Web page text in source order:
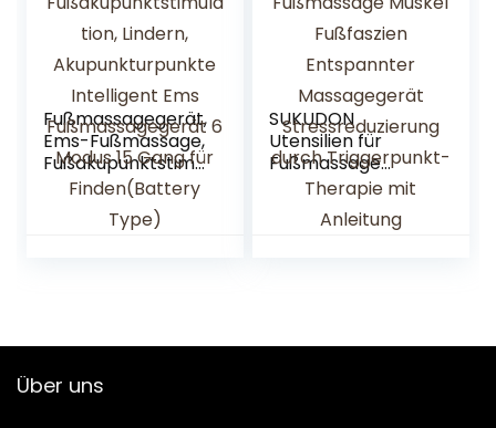
Fußmassagegerät,
Ems-Fußmassage,
Fußakupunktstimul
ation, Lindern,
Akupunkturpunkte
Intelligent Ems
SUKUDON
Utensilien für
Fußmassage
Muskel Fußfaszien
Entspannter
Massagegerät
Anleitung
Über uns